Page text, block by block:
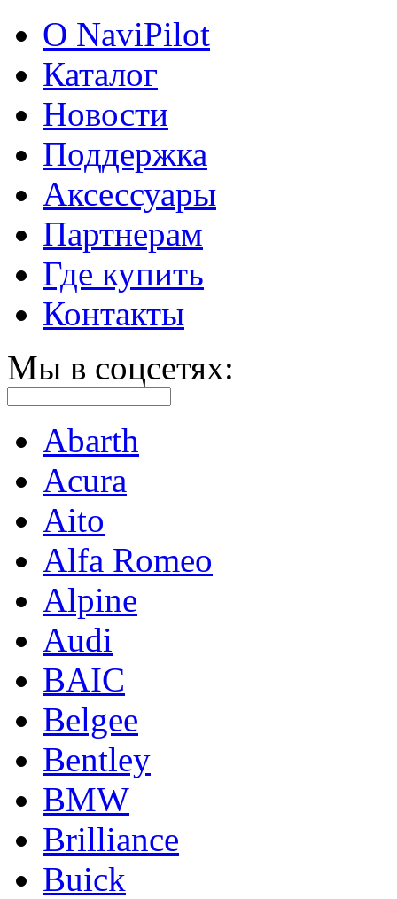
О NaviPilot
Каталог
Новости
Поддержка
Аксессуары
Партнерам
Где купить
Контакты
Мы в соцсетях:
Abarth
Acura
Aito
Alfa Romeo
Alpine
Audi
BAIC
Belgee
Bentley
BMW
Brilliance
Buick